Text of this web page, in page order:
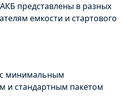
АКБ представлены в разных
емкости и стартового
с минимальным
и стандартным пакетом